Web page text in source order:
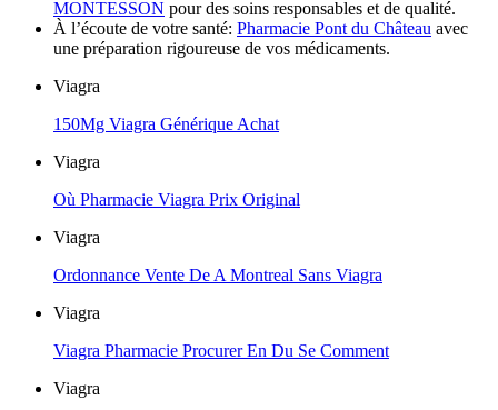
MONTESSON pour des soins responsables et de qualité.
À l’écoute de votre santé: Pharmacie Pont du Château avec
une préparation rigoureuse de vos médicaments.
Viagra
150Mg Viagra Générique Achat
Viagra
Où Pharmacie Viagra Prix Original
Viagra
Ordonnance Vente De A Montreal Sans Viagra
Viagra
Viagra Pharmacie Procurer En Du Se Comment
Viagra